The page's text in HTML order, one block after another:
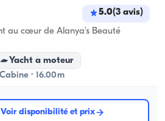
5.0(3 avis)
au cœur de Alanya’s Beauté
Yacht a moteur
· 16.00m
Voir disponibilité et prix